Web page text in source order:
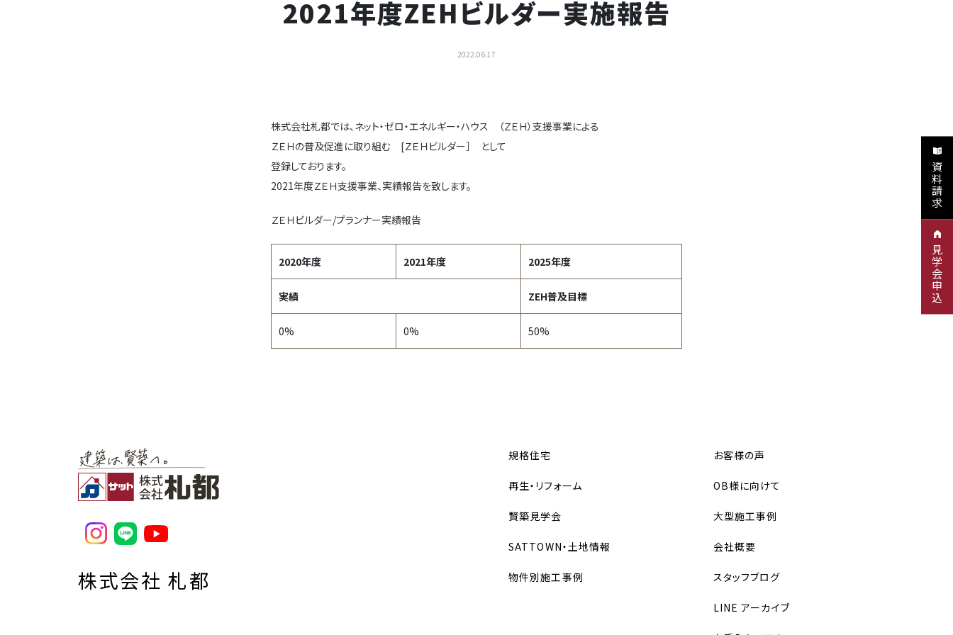
2021年度ZEHビルダー実施報告
2022.06.17
株式会社札都では、ネット・ゼロ・エネルギー・ハウス （ＺＥＨ）支援事業による
ＺＥＨの普及促進に取り組む [ＺＥＨビルダー］ として
登録しております。
2021年度ＺＥＨ支援事業、実績報告を致します。
ＺＥＨビルダー/プランナー実績報告
2020年度 2021年度 2025年度
実績 ZEH普及目標
0% 0% 50%
株式会社 札都
規格住宅
再生・リフォーム
賢築見学会
SATTOWN・土地情報
物件別施工事例
お客様の声
OB様に向けて
大型施工事例
会社概要
スタッフブログ
LINE アーカイブ
資料請求
見学会申込